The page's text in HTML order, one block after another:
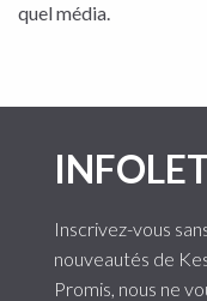
quel média.
Inscrivez-vous
nouveautés de
Promis, nous ne